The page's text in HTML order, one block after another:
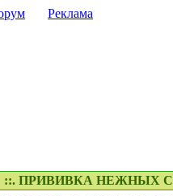
Реклама
::. ПРИВИВКА НЕЖНЫХ